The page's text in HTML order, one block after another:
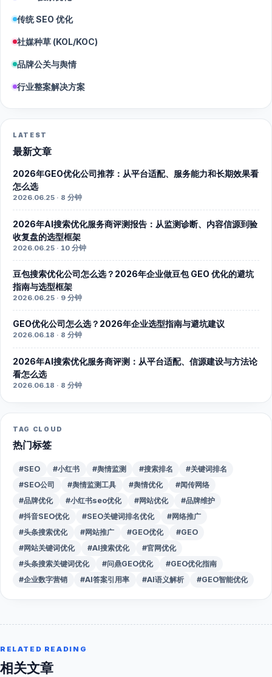
传统 SEO 优化
社媒种草 (KOL/KOC)
品牌公关与舆情
行业整案解决方案
LATEST
最新文章
2026年GEO优化公司推荐：从平台适配、服务能力和长期效果看
怎么选
2026.06.25 · 8 分钟
2026年AI搜索优化服务商评测报告：从监测诊断、内容信源到验
收复盘的选型框架
2026.06.25 · 10 分钟
豆包搜索优化公司怎么选？2026年企业做豆包 GEO 优化的避坑
指南与选型框架
2026.06.25 · 9 分钟
GEO优化公司怎么选？2026年企业选型指南与避坑建议
2026.06.18 · 8 分钟
2026年AI搜索优化服务商评测：从平台适配、信源建设与方法论
看怎么选
2026.06.18 · 8 分钟
TAG CLOUD
热门标签
#SEO #小红书 #舆情监测 #搜索排名
#关键词排名
#SEO公司
#舆情监测工具 #舆情优化
#闻传网络
#品牌优化
#小红书seo优化 #网站优化
#品牌维护
#抖音SEO优化
#SEO关键词排名优化
#网络推广
#头条搜索优化
#网站推广 #GEO优化
#GEO
#网站关键词优化
#AI搜索优化
#官网优化
#头条搜索关键词优化
#问鼎GEO优化
#GEO优化指南
#企业数字营销
#AI答案引用率 #AI语义解析 #GEO智能优化
RELATED READING
相关文章